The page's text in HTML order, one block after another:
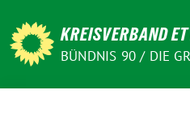
zum
Inhalt
KREISVERBAND
BÜNDNIS 90 / DIE